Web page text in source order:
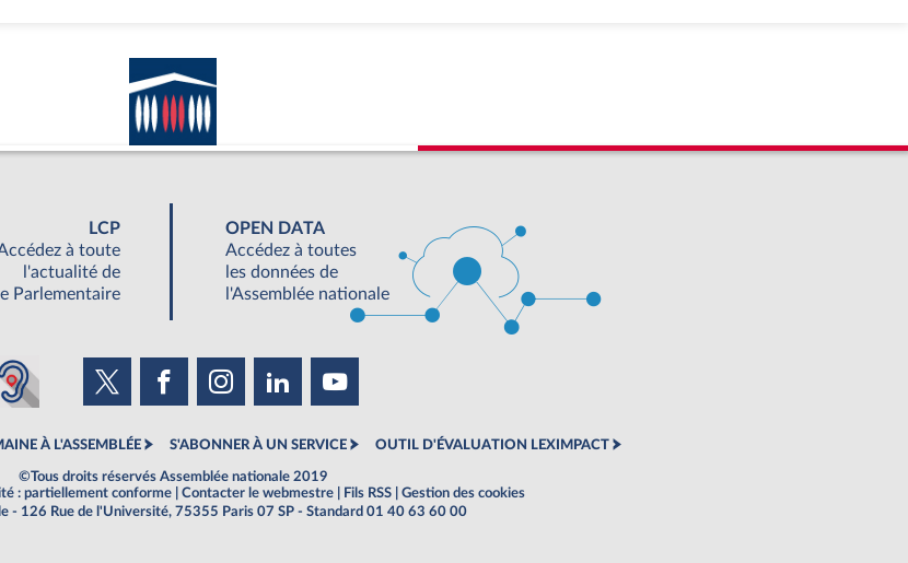
LCP
à toute
l'actualité de
Parlementaire
OPEN DATA
Accédez à toutes
les données de
l'Assemblée nationale
À L'ASSEMBLÉE S'ABONNER À UN SERVICE OUTIL D'ÉVALUATION LEXIMPACT
©Tous droits réservés Assemblée nationale 2019
: partiellement conforme Contacter le webmestre Fils RSS
Gestion des cookies
- 126 Rue de l'Université, 75355 Paris 07 SP - Standard 01 40 63 60 00